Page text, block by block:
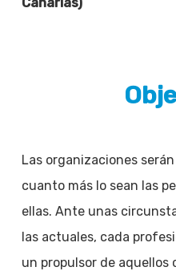
Las organizaciones
cuanto más lo sean las
ellas. Ante unas
las actuales, cada
un propulsor de aquellos